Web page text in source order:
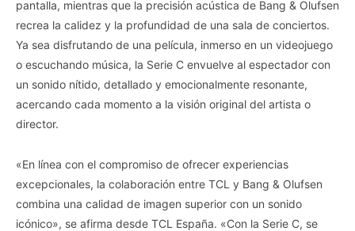
pantalla, mientras que la precisión acústica de Bang & Olufsen
recrea la calidez y la profundidad de una sala de conciertos.
Ya sea disfrutando de una película, inmerso en un videojuego
o escuchando música, la Serie C envuelve al espectador con
un sonido nítido, detallado y emocionalmente resonante,
acercando cada momento a la visión original del artista o
director.
«En línea con el compromiso de ofrecer experiencias
excepcionales, la colaboración entre TCL y Bang & Olufsen
combina una calidad de imagen superior con un sonido
icónico», se afirma desde TCL España. «Con la Serie C, se